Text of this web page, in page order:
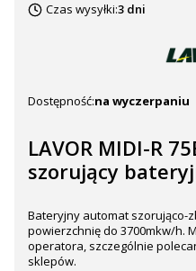
Czas wysyłki:3 dni
Dostępność:na wyczerpaniu
LAVOR MIDI-R
szorujący
Bateryjny automat szorująco-
powierzchnię do 3700mkw/h.
operatora, szczególnie
sklepów.